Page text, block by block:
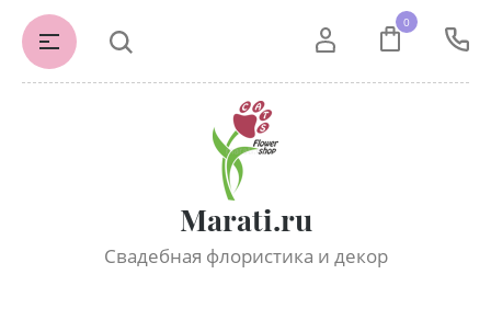
Marati.ru
Свадебная флористика и декор
0